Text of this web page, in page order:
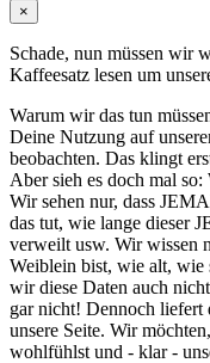
×
Schade, nun müssen wir
Kaffeesatz lesen um
Warum wir das tun
Deine Nutzung auf
beobachten. Das klingt
Aber sieh es doch mal
Wir sehen nur, dass
das tut, wie lange dieser
verweilt usw. Wir wissen
Weiblein bist, wie alt, wie
wir diese Daten auch
gar nicht! Dennoch
unsere Seite. Wir
wohlfühlst und - klar -